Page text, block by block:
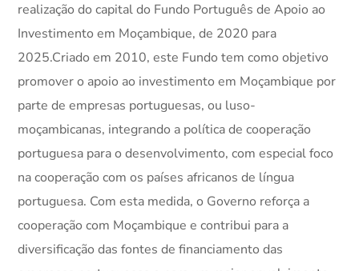
realização do capital do Fundo Português de Apoio ao
Investimento em Moçambique, de 2020 para
2025.Criado em 2010, este Fundo tem como objetivo
promover o apoio ao investimento em Moçambique por
parte de empresas portuguesas, ou luso-
moçambicanas, integrando a política de cooperação
portuguesa para o desenvolvimento, com especial foco
na cooperação com os países africanos de língua
portuguesa. Com esta medida, o Governo reforça a
cooperação com Moçambique e contribui para a
diversificação das fontes de financiamento das